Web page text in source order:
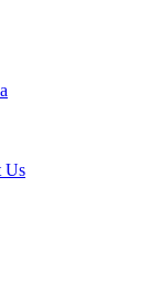
Us